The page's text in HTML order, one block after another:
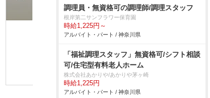
調理員・無資格可の調理師/調理スタッフ
根岸第二サンフラワー保育園
時給1,225円～
アルバイト・パート / 神奈川県
「福祉調理スタッフ」無資格可/シフト相談
可/住宅型有料老人ホーム
株式会社あかりや/あかりや茅ヶ崎
時給1,225円
アルバイト・パート / 神奈川県